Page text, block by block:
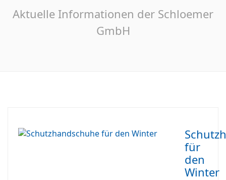
Aktuelle Informationen der Schloemer
GmbH
für
den
Winter